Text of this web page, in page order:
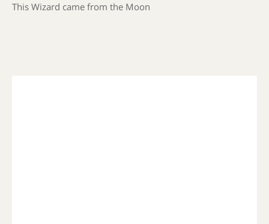
This Wizard came from the Moon